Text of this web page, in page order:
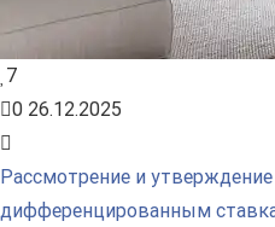
7
0 26.12.2025
Рассмотрение и
дифференцированным